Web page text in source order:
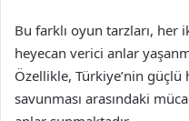
Bu farklı oyun tarzları, her
heyecan verici anlar
Özellikle, Türkiye’nin güçlü
savunması arasındaki